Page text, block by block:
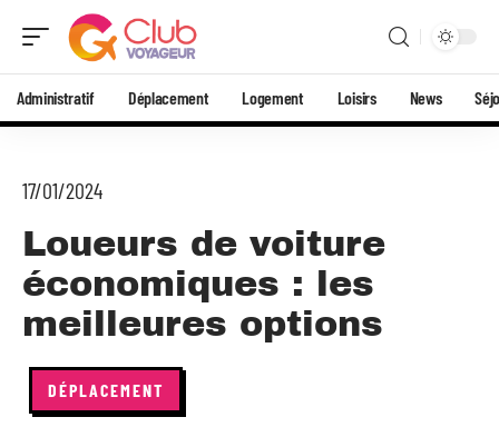
Administratif Déplacement Logement Loisirs News
17/01/2024
Loueurs de voiture
économiques : les
meilleures options
DÉPLACEMENT